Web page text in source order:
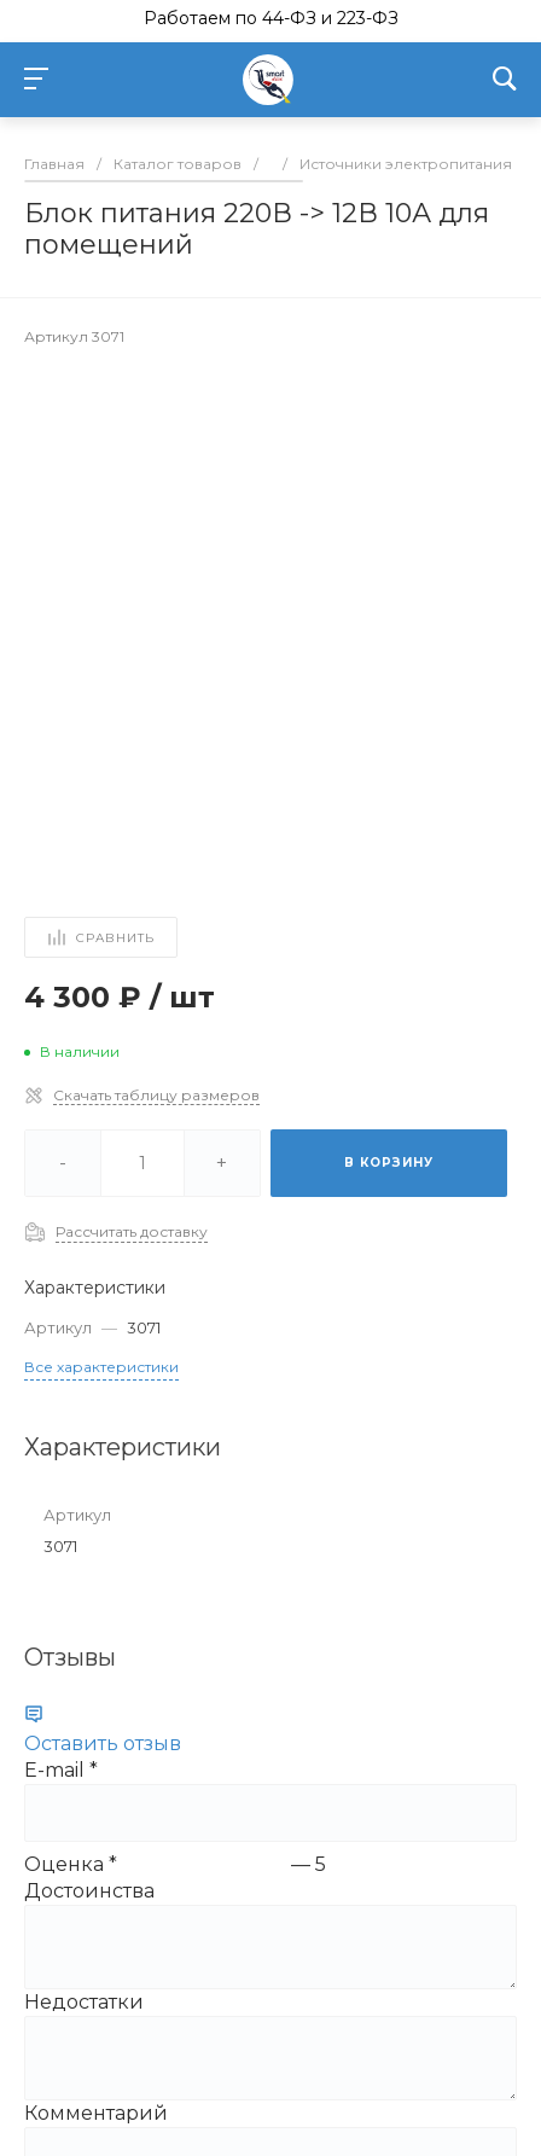
Работаем по 44-ФЗ и 223-ФЗ
Главная / Каталог товаров / / Источники электропитания
Блок питания 220В -> 12В 10А для
помещений
Артикул 3071
СРАВНИТЬ
4 300 ₽ / шт
В наличии
Скачать таблицу размеров
- + В КОРЗИНУ
Рассчитать доставку
Характеристики
Артикул — 3071
Все характеристики
Характеристики
Артикул
3071
Отзывы
Оставить отзыв
E-mail *
Оценка * — 5
Достоинства
Недостатки
Комментарий